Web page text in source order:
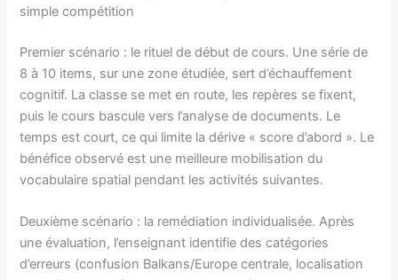
simple compétition
Premier scénario : le rituel de début de cours. Une série de
8 à 10 items, sur une zone étudiée, sert d’échauffement
cognitif. La classe se met en route, les repères se fixent,
puis le cours bascule vers l’analyse de documents. Le
temps est court, ce qui limite la dérive « score d’abord ». Le
bénéfice observé est une meilleure mobilisation du
vocabulaire spatial pendant les activités suivantes.
Deuxième scénario : la remédiation individualisée. Après
une évaluation, l’enseignant identifie des catégories
d’erreurs (confusion Balkans/Europe centrale, localisation